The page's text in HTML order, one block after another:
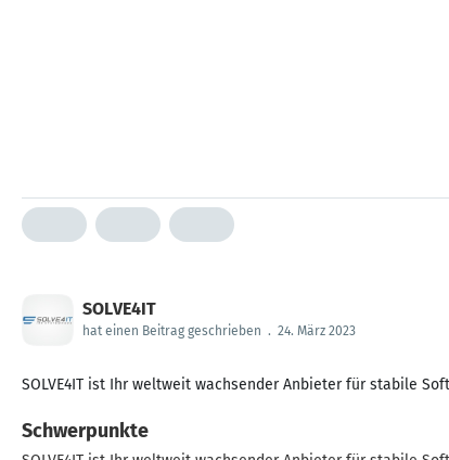
SOLVE4IT
hat einen Beitrag geschrieben . 24. März 2023
SOLVE4IT ist Ihr weltweit wachsender Anbieter für stabile
Schwerpunkte